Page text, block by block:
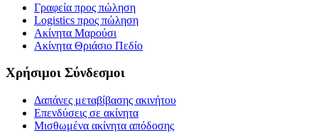
Γραφεία προς πώληση
Logistics προς πώληση
Ακίνητα Μαρούσι
Ακίνητα Θριάσιο Πεδίο
Χρήσιμοι Σύνδεσμοι
Δαπάνες μεταβίβασης ακινήτου
Επενδύσεις σε ακίνητα
Μισθωμένα ακίνητα απόδοσης